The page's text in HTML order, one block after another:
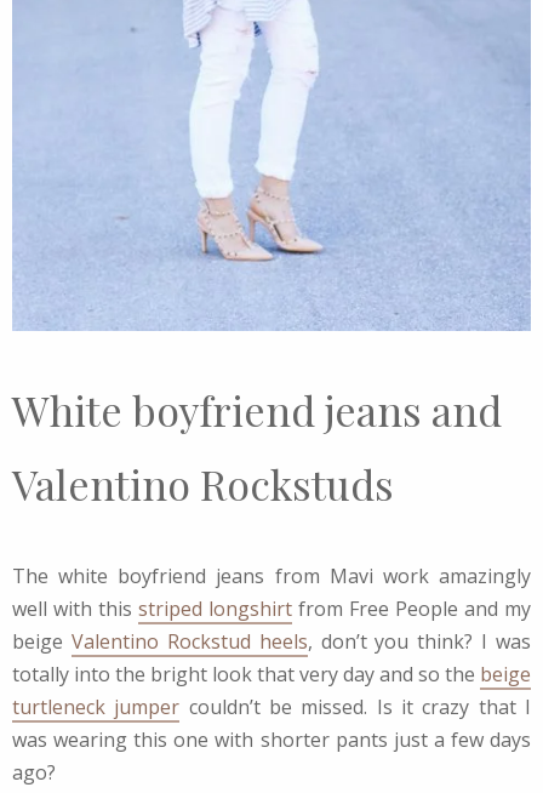
White boyfriend jeans and
Valentino Rockstuds
The white boyfriend jeans from Mavi work amazingly
well with this striped longshirt from Free People and my
beige Valentino Rockstud heels, don’t you think? I was
totally into the bright look that very day and so the beige
turtleneck jumper couldn’t be missed. Is it crazy that I
was wearing this one with shorter pants just a few days
ago?